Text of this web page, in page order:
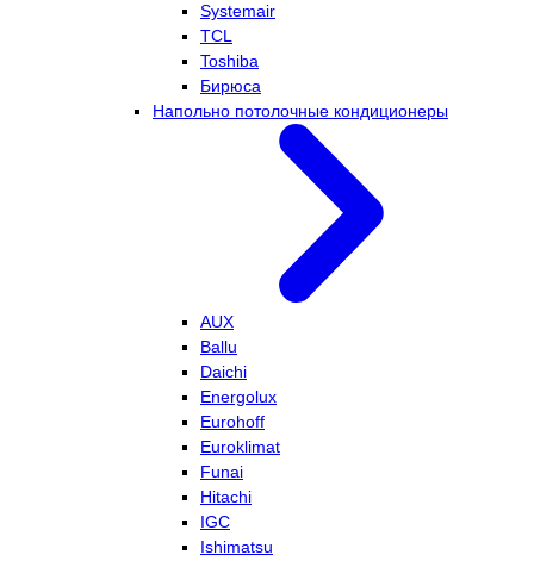
Systemair
TCL
Toshiba
Бирюса
Напольно потолочные кондиционеры
AUX
Ballu
Daichi
Energolux
Eurohoff
Euroklimat
Funai
Hitachi
IGC
Ishimatsu